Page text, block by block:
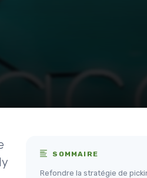
SOMMAIRE
Refondre la stratégie de